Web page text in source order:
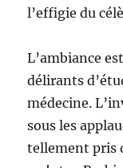
l’effigie du
L’ambiance
délirants
médecine.
sous les
tellement pris